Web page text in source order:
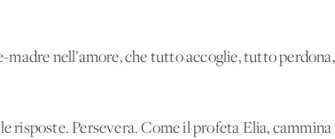
nell’amore, che tutto accoglie, tutto
risposte. Persevera. Come il profeta Elia,